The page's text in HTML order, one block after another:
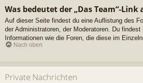
Was bedeutet der „Das Team“-
Auf dieser Seite findest du eine Auflistung des
der Administratoren, der Moderatoren. Du findest
Informationen wie die Foren, die diese im
Nach oben
Private Nachrichten